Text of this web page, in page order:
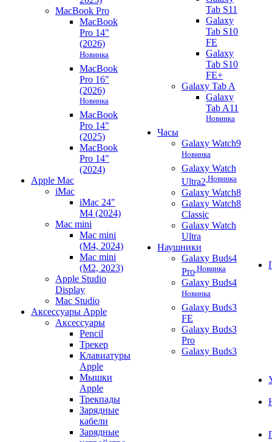
MacBook Pro
MacBook
Pro 14"
(2026)
Новинка
MacBook
Pro 16"
(2026)
Новинка
MacBook
Pro 14"
(2025)
MacBook
Pro 14"
(2024)
Apple Mac
iMac
iMac 24"
M4 (2024)
Mac mini
Mac mini
(M4, 2024)
Mac mini
(M2, 2023)
Apple Studio
Display
Mac Studio
Аксессуары Apple
Аксессуары
Pencil
Трекер
Клавиатуры
Apple
Мышки
Apple
Трекпады
Зарядные
кабели
Зарядные
Tab S11
Galaxy
Tab S10
FE
Galaxy
Tab S10
FE+
Galaxy Tab A
Galaxy
Tab A11
Новинка
Часы
Galaxy Watch9
Новинка
Galaxy Watch
Ultra2 Новинка
Galaxy Watch8
Galaxy Watch8
Classic
Galaxy Watch
Ultra
Наушники
Galaxy Buds4
Pro Новинка
Galaxy Buds4
Новинка
Galaxy Buds3
FE
Galaxy Buds3
Pro
Galaxy Buds3